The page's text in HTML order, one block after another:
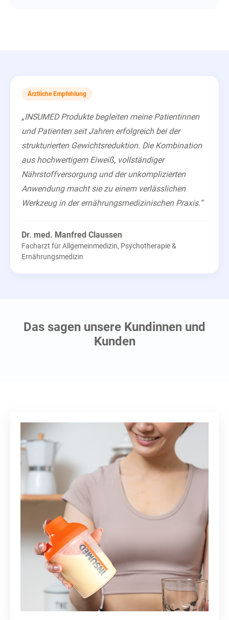
Ärztliche Empfehlung
„INSUMED Produkte begleiten meine Patientinnen
und Patienten seit Jahren erfolgreich bei der
strukturierten Gewichtsreduktion. Die Kombination
aus hochwertigem Eiweiß, vollständiger
Nährstoffversorgung und der unkomplizierten
Anwendung macht sie zu einem verlässlichen
Werkzeug in der ernährungsmedizinischen Praxis.“
Dr. med. Manfred Claussen
Facharzt für Allgemeinmedizin, Psychotherapie &
Ernährungsmedizin
Das sagen unsere Kundinnen und
Kunden